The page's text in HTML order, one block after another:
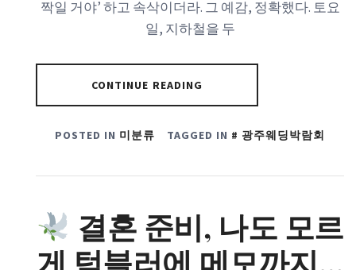
짝일 거야’ 하고 속삭이더라. 그 예감, 정확했다. 토요
일, 지하철을 두
CONTINUE READING
POSTED IN 미분류 TAGGED IN 광주웨딩박람회
결혼 준비, 나도 모르
게 텀블러에 메모까지…